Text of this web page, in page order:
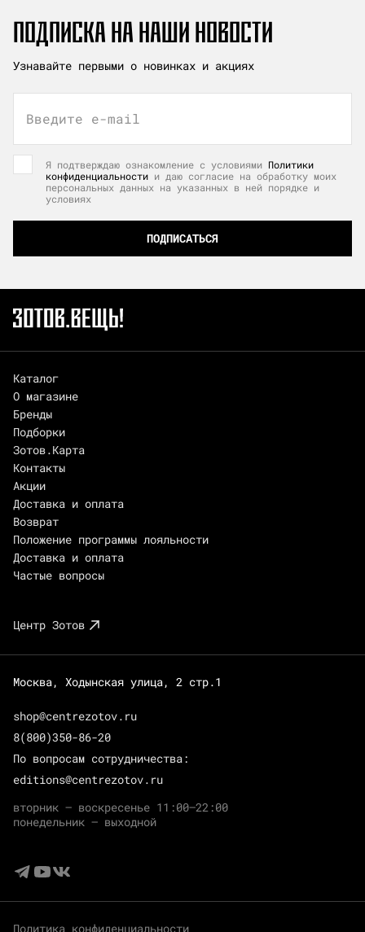
ПОДПИСКА НА НАШИ НОВОСТИ
Узнавайте первыми о новинках и акциях
Введите e-mail
Я подтверждаю ознакомление с условиями Политики
конфиденциальности и даю согласие на обработку моих
персональных данных на указанных в ней порядке и
условиях
ПОДПИСАТЬСЯ
Каталог
О магазине
Бренды
Подборки
Зотов.Карта
Контакты
Акции
Доставка и оплата
Возврат
Положение программы лояльности
Доставка и оплата
Частые вопросы
Центр Зотов
Москва, Ходынская улица, 2 стр.1
shop@centrezotov.ru
8(800)350-86-20
По вопросам сотрудничества:
editions@centrezotov.ru
вторник — воскресенье 11:00–22:00
понедельник — выходной
Политика конфиденциальности